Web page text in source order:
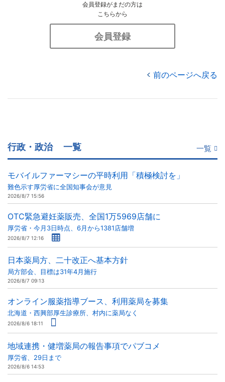
会員登録がまだの方は
こちらから
会員登録
前のページへ戻る
行政・政治 一覧 一覧
モバイルファーマシーの平時利用「積極検討を」
難色示す厚労省に全国知事会が意見
2026/8/7 15:56
OTC緊急避妊薬販売、全国1万5969店舗に
厚労省・今月3日時点、6月から1381店舗増
2026/8/7 12:16
日本薬局方、二十改正へ基本方針
局方部会、目標は31年4月施行
2026/8/7 09:13
オンライン服薬指導ブース、利用薬局を募集
北海道・西興部厚生診療所、村内に薬局なく
2026/8/6 18:11
地域連携・健増薬局の報告事項でパブコメ
厚労省、29日まで
2026/8/6 14:53